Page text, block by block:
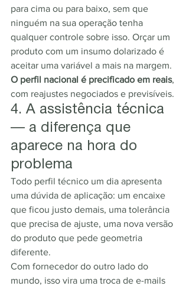
para cima ou para baixo, sem que
ninguém na sua operação tenha
qualquer controle sobre isso. Orçar um
produto com um insumo dolarizado é
aceitar uma variável a mais na margem.
O perfil nacional é precificado em reais,
com reajustes negociados e previsíveis.
4. A assistência técnica
— a diferença que
aparece na hora do
problema
Todo perfil técnico um dia apresenta
uma dúvida de aplicação: um encaixe
que ficou justo demais, uma tolerância
que precisa de ajuste, uma nova versão
do produto que pede geometria
diferente.
Com fornecedor do outro lado do
mundo, isso vira uma troca de e-mails